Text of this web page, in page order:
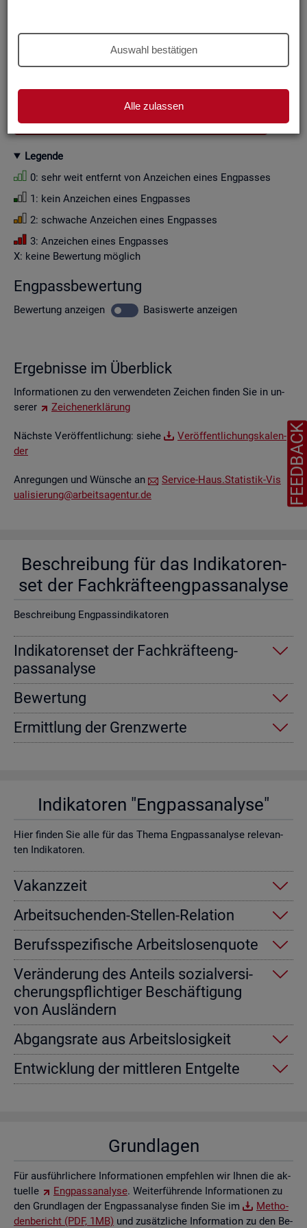
Auswahl bestätigen
Alle zulassen
Zah­len­wer­te i. d. R. auf Viel­fa­che von Zehn ge­run­det (siehe
die Fil­ter­mög­lich­kei­ten und die an­ge­zeig­ten Daten.
GESAMTDOWNLOAD ENGPASSANALYSE ALS CSV
Le­gen­de
0: sehr weit ent­fernt von An­zei­chen eines Eng­pas­ses
1: kein An­zei­chen eines Eng­pas­ses
2: schwa­che An­zei­chen eines Eng­pas­ses
3: An­zei­chen eines Eng­pas­ses
X: keine Be­wer­tung mög­lich
Eng­pass­be­wer­tung
Be­wer­tung an­zei­gen Ba­sis­wer­te an­zei­gen
Er­geb­nis­se im Über­blick
In­for­ma­tio­nen zu den ver­wen­de­ten Zei­chen fin­den Sie in un­
se­rer
Zei­chen­er­klä­rung
Nächs­te Ver­öf­fent­li­chung: siehe
Ver­öf­fent­li­chungs­ka­len­
der
An­re­gun­gen und Wün­sche an
Ser­vice-Haus.​Statistik-​Vis​
uali​sier​ung@​arb​eits​agen​tur.​de
Be­schrei­bung für das In­di­ka­to­ren­
set der Fach­kräf­te­eng­pass­ana­ly­se
Be­schrei­bung Eng­pas­sin­di­ka­to­ren
In­di­ka­to­ren­set der Fach­kräf­te­eng­
pass­ana­ly­se
Be­wer­tung
Er­mitt­lung der Grenz­wer­te
In­di­ka­to­ren "Eng­pass­ana­ly­se"
Hier fin­den Sie alle für das Thema Eng­pass­ana­ly­se re­le­van­
ten In­di­ka­to­ren.
Va­kanz­zeit
Ar­beit­su­chen­den-Stel­len-Re­la­ti­on
Be­rufs­spe­zi­fi­sche Ar­beits­lo­sen­quo­te
Ver­än­de­rung des An­teils so­zi­al­ver­si­
che­rungs­pflich­ti­ger Be­schäf­ti­gung
von Aus­län­dern
Ab­gangs­ra­te aus Ar­beits­lo­sig­keit
Ent­wick­lung der mitt­le­ren Ent­gel­te
Grund­la­gen
Für aus­führ­li­che­re In­for­ma­tio­nen emp­feh­len wir Ihnen die ak­
tu­el­le
Eng­pass­ana­ly­se. Wei­ter­füh­ren­de In­for­ma­tio­nen zu
den Grund­la­gen der Eng­pass­ana­ly­se fin­den Sie im
Me­tho­
den­be­richt (PDF, 1MB) und zu­sätz­li­che In­for­ma­ti­on zu den Be­
FEEDBACK